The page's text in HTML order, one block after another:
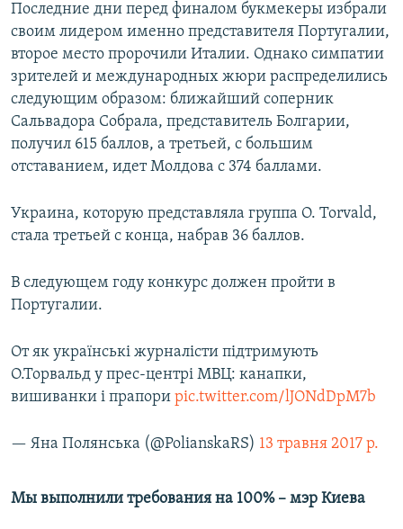
Последние дни перед финалом букмекеры избрали
своим лидером именно представителя Португалии,
второе место пророчили Италии. Однако симпатии
зрителей и международных жюри распределились
следующим образом: ближайший соперник
Сальвадора Собрала, представитель Болгарии,
получил 615 баллов, а третьей, с большим
отставанием, идет Молдова с 374 баллами.
Украина, которую представляла группа O. Torvald,
стала третьей с конца, набрав 36 баллов.
В следующем году конкурс должен пройти в
Португалии.
От як українські журналісти підтримують
О.Торвальд у прес-центрі МВЦ: канапки,
вишиванки і прапори pic.twitter.com/lJONdDpM7b
— Яна Полянська (@PolianskaRS) 13 травня 2017 р.
Мы выполнили требования на 100% – мэр Киева